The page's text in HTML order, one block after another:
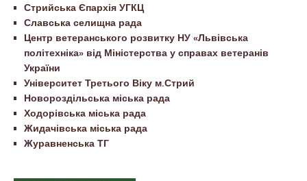
Стрийська Єпархія УГКЦ
Славська селищна рада
Центр ветеранського розвитку НУ «Львівська
політехніка» від Міністерства у справах ветеранів
України
Університет Третього Віку м.Стрий
Новороздільська міська рада
Ходорівська міська рада
Жидачівська міська рада
Журавненська ТГ